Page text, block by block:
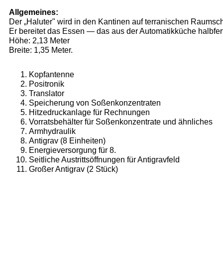
Allgemeines:
Der „Haluter" wird in den Kan­tinen auf terranischen
Er bereitet das Essen — das aus der Automatikküche
Höhe: 2,13 Meter
Breite: 1,35 Meter.
Kopfantenne
Positronik
Translator
Speicherung von Soßenkonzentraten
Hitzedruckanlage für Rechnungen
Vorratsbehälter für Soßenkonzentrate und ähnliches
Armhydraulik
Antigrav (8 Einheiten)
Energieversorgung für 8.
Seitliche Austrittsöffnungen für Antigravfeld
Großer Antigrav (2 Stück)